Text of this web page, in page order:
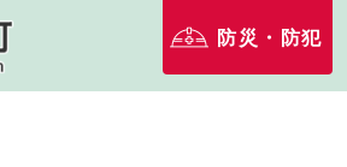
防災・防犯